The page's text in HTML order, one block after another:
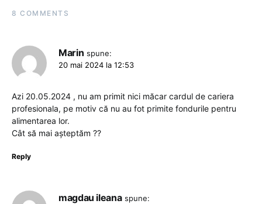
8 COMMENTS
Marin spune:
20 mai 2024 la 12:53
Azi 20.05.2024 , nu am primit nici măcar cardul de cariera
profesionala, pe motiv că nu au fot primite fondurile pentru
alimentarea lor.
Cât să mai așteptăm ??
Reply
magdau ileana spune: